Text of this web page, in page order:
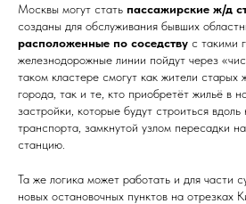
Москвы могут стать пассажирские ж/д
созданы для обслуживания бывших
расположенные по соседству с такими
железнодорожные линии пойдут через
таком кластере смогут как жители старых
города, так и те, кто приобретёт жильё в
застройки, которые будут строиться
транспорта, замкнутой узлом пересадки
станцию.
Та же логика может работать и для части
новых остановочных пунктов на отрезках